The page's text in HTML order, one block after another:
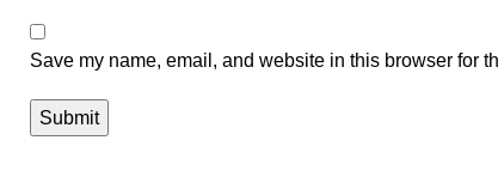
Save my name, email, and website in this browser for